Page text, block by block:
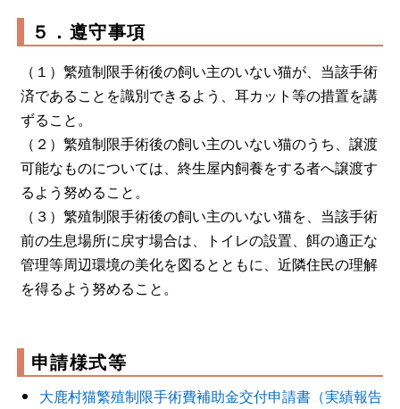
５．遵守事項
（１）繁殖制限手術後の飼い主のいない猫が、当該手術
済であることを識別できるよう、耳カット等の措置を講
ずること。
（２）繁殖制限手術後の飼い主のいない猫のうち、譲渡
可能なものについては、終生屋内飼養をする者へ譲渡す
るよう努めること。
（３）繁殖制限手術後の飼い主のいない猫を、当該手術
前の生息場所に戻す場合は、トイレの設置、餌の適正な
管理等周辺環境の美化を図るとともに、近隣住民の理解
を得るよう努めること。
申請様式等
大鹿村猫繁殖制限手術費補助金交付申請書（実績報告